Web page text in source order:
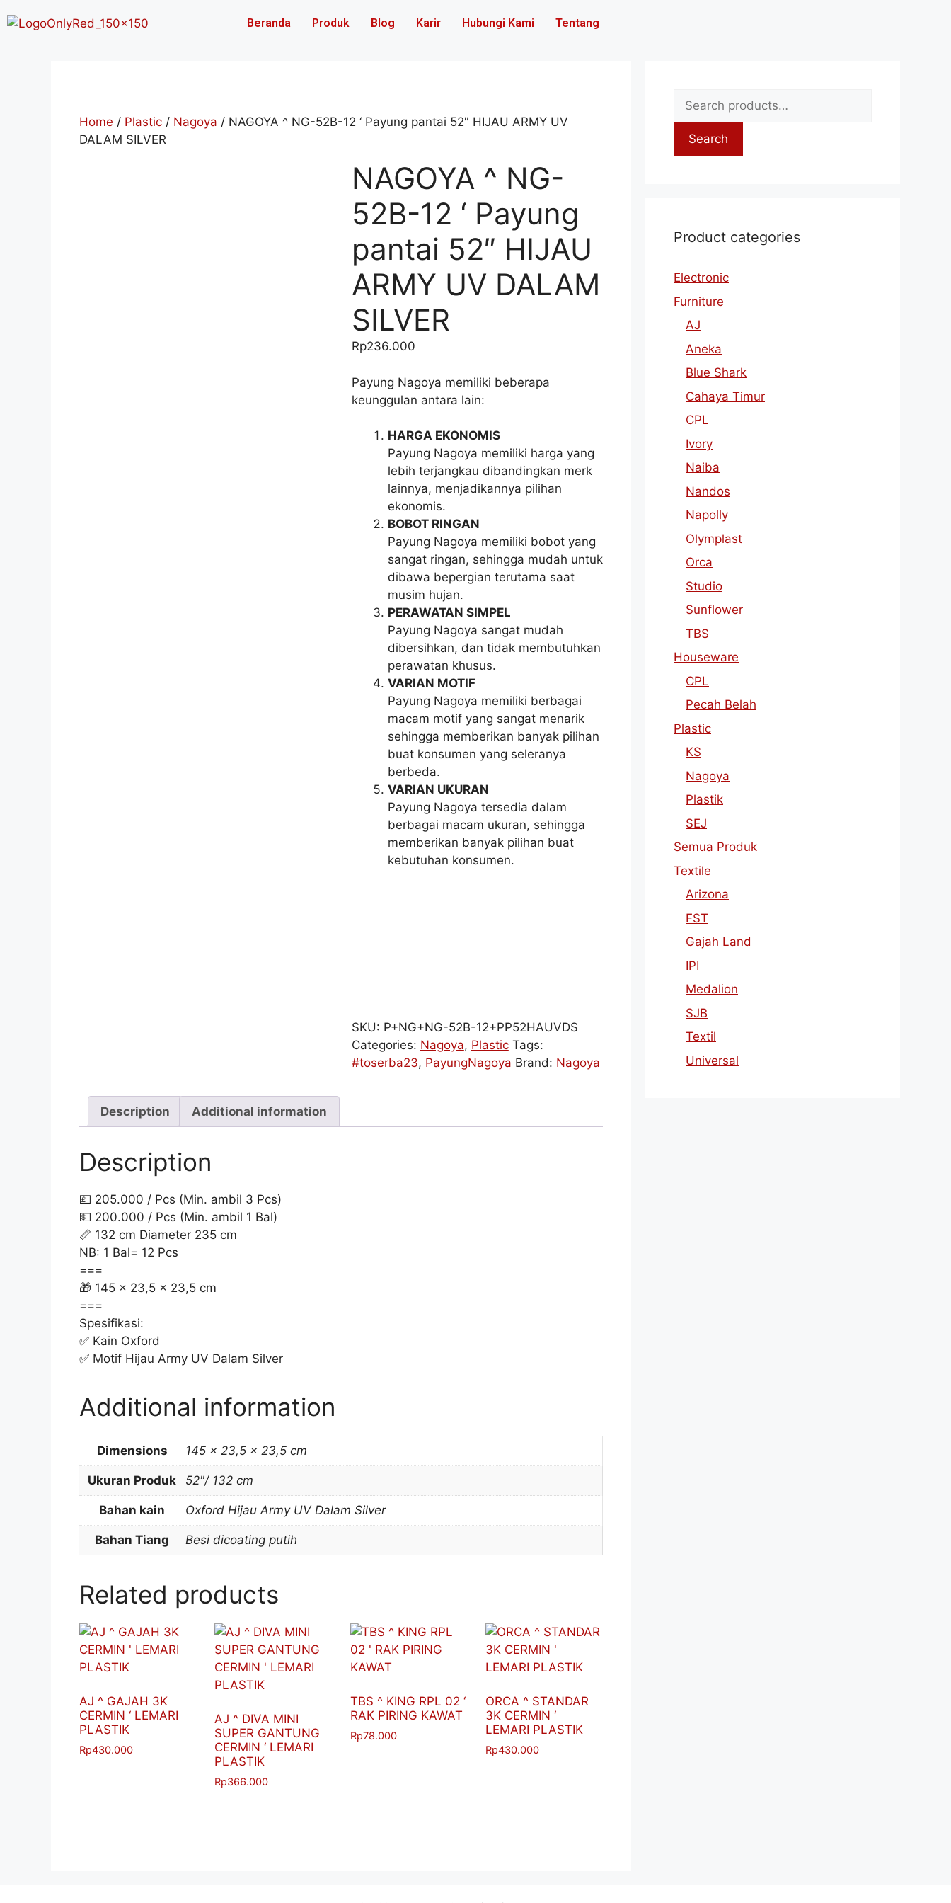
Beranda Produk Blog Karir Hubungi Kami Tentang
Home / Plastic / Nagoya / NAGOYA ^ NG-52B-12 ‘ Payung pantai 52″ HIJAU ARMY UV
DALAM SILVER
NAGOYA ^ NG-
52B-12 ‘ Payung
pantai 52″ HIJAU
ARMY UV DALAM
SILVER
Rp236.000
Payung Nagoya memiliki beberapa
keunggulan antara lain:
HARGA EKONOMIS
Payung Nagoya memiliki harga yang
lebih terjangkau dibandingkan merk
lainnya, menjadikannya pilihan
ekonomis.
BOBOT RINGAN
Payung Nagoya memiliki bobot yang
sangat ringan, sehingga mudah untuk
dibawa bepergian terutama saat
musim hujan.
PERAWATAN SIMPEL
Payung Nagoya sangat mudah
dibersihkan, dan tidak membutuhkan
perawatan khusus.
VARIAN MOTIF
Payung Nagoya memiliki berbagai
macam motif yang sangat menarik
sehingga memberikan banyak pilihan
buat konsumen yang seleranya
berbeda.
VARIAN UKURAN
Payung Nagoya tersedia dalam
berbagai macam ukuran, sehingga
memberikan banyak pilihan buat
kebutuhan konsumen.
SKU: P+NG+NG-52B-12+PP52HAUVDS
Categories: Nagoya, Plastic Tags:
#toserba23, PayungNagoya Brand: Nagoya
Description Additional information
Description
💷 205.000 / Pcs (Min. ambil 3 Pcs)
💵 200.000 / Pcs (Min. ambil 1 Bal)
📏 132 cm Diameter 235 cm
NB: 1 Bal= 12 Pcs
===
🎁 145 x 23,5 x 23,5 cm
===
Spesifikasi:
✅ Kain Oxford
✅ Motif Hijau Army UV Dalam Silver
Additional information
Dimensions 145 × 23,5 × 23,5 cm
Ukuran Produk 52"/ 132 cm
Bahan kain Oxford Hijau Army UV Dalam Silver
Bahan Tiang Besi dicoating putih
Related products
AJ ^ GAJAH 3K
CERMIN ‘ LEMARI
PLASTIK
Rp430.000
AJ ^ DIVA MINI
SUPER GANTUNG
CERMIN ‘ LEMARI
PLASTIK
Rp366.000
TBS ^ KING RPL 02 ‘
RAK PIRING KAWAT
Rp78.000
ORCA ^ STANDAR
3K CERMIN ‘
LEMARI PLASTIK
Rp430.000
Search
Product categories
Electronic
Furniture
AJ
Aneka
Blue Shark
Cahaya Timur
CPL
Ivory
Naiba
Nandos
Napolly
Olymplast
Orca
Studio
Sunflower
TBS
Houseware
CPL
Pecah Belah
Plastic
KS
Nagoya
Plastik
SEJ
Semua Produk
Textile
Arizona
FST
Gajah Land
IPI
Medalion
SJB
Textil
Universal